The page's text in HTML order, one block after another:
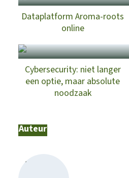
Dataplatform Aroma-roots
online
Cybersecurity: niet langer
een optie, maar absolute
noodzaak
Auteur